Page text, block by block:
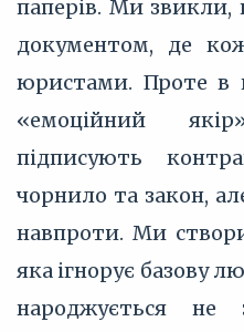
паперів. Ми
документом, де
юристами. Проте в
«емоційний
підписують
чорнило та закон,
навпроти. Ми
яка ігнорує базову
народжується не